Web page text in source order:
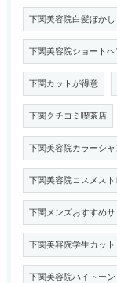
下関美容院白髪ぼかし
下関美容院ショートヘ
下関カットが得意
下関クチコミ喫茶店
下関美容院カラーシャ
下関美容院コスメスト
下関メンズおすすめサ
下関美容院学生カット
下関美容院ハイトーン